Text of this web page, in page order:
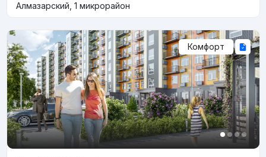
Алмазарский, 1 микрорайон
Комфорт